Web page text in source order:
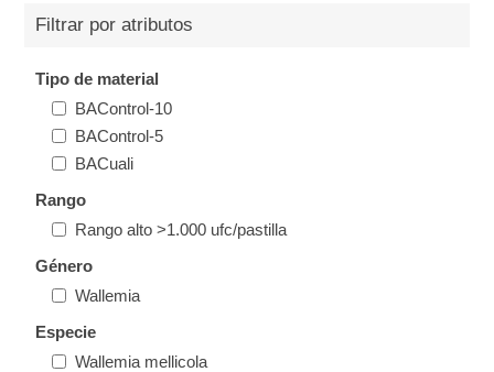
Filtrar por atributos
Tipo de material
BAControl-10
BAControl-5
BACuali
Rango
Rango alto >1.000 ufc/pastilla
Género
Wallemia
Especie
Wallemia mellicola